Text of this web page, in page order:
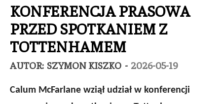
KONFERENCJA PRASOWA
PRZED SPOTKANIEM Z
TOTTENHAMEM
AUTOR: SZYMON KISZKO - 2026-05-19
Calum McFarlane wziął udział w konferencji